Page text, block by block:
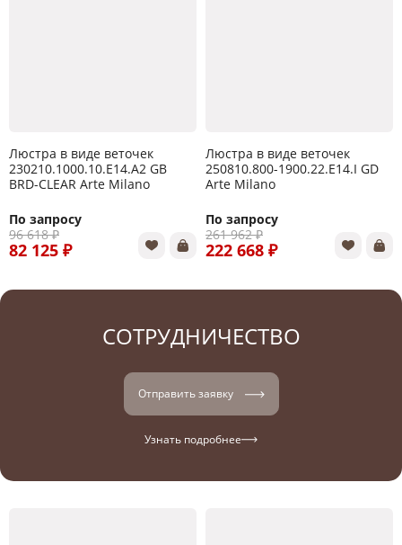
Люстра в виде веточек
230210.1000.10.E14.A2 GB
BRD-CLEAR Arte Milano
По запросу
96 618 ₽
82 125 ₽
Люстра в виде веточек
250810.800-1900.22.E14.I GD
Arte Milano
По запросу
261 962 ₽
222 668 ₽
СОТРУДНИЧЕСТВО
Отправить заявку
Узнать подробнее